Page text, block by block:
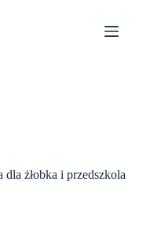
żłobka i przedszkola